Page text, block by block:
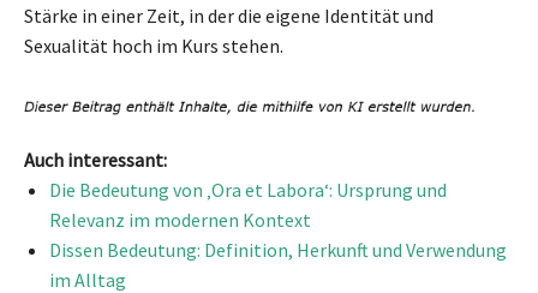
Stärke in einer Zeit, in der die eigene Identität und
Sexualität hoch im Kurs stehen.
Auch interessant:
Die Bedeutung von ‚Ora et Labora‘: Ursprung und
Relevanz im modernen Kontext
Dissen Bedeutung: Definition, Herkunft und Verwendung
im Alltag